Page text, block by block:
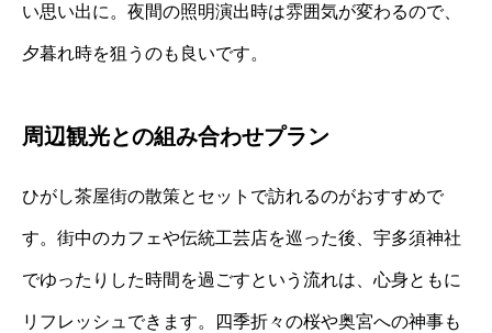
い思い出に。夜間の照明演出時は雰囲気が変わるので、
夕暮れ時を狙うのも良いです。
周辺観光との組み合わせプラン
ひがし茶屋街の散策とセットで訪れるのがおすすめで
す。街中のカフェや伝統工芸店を巡った後、宇多須神社
でゆったりした時間を過ごすという流れは、心身ともに
リフレッシュできます。四季折々の桜や奥宮への神事も